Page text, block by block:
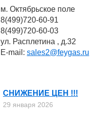
м. Октябрьское поле
8(499)720-60-91
8(499)720-60-03
ул. Расплетина , д.32
E-mail: sales2@feygas.ru
СНИЖЕНИЕ ЦЕН !!!
29 января 2026